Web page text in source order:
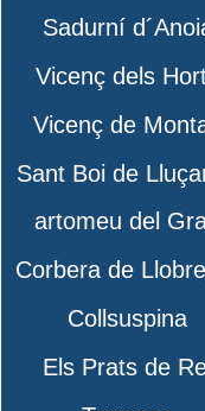
Sadurní
Vicenç dels
Vicenç de
Sant Boi de
artomeu del
Corbera de
Collsuspina
Els Prats de